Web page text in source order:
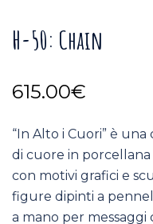
H-50: Chain
615.00€
“In Alto i Cuori” è
di cuore in porcellana
con motivi grafici e
figure dipinti a
a mano per